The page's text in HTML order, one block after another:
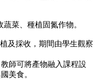
菜、種植固氮作物。
及採收，期間由學生觀察
師可將產物融入課程設
美食。